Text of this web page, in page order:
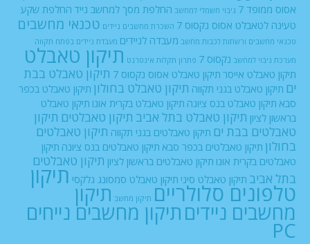
אסוס ממופד 7
גיבוי חשמלי למחשב החלפת מסך למחשב נייד החלפת שקע
טעינה לטאבלט אסוס נקסוס 7
השכרת מחשבים ניידים טכנאי מחשבים
טכנאי מחשבים ורשתות לכבות מחשב מעבדה לניידים מעבדת ניידים בפתח תקווה
מערכת גיבוי למחשב נקסוס 7 פתרון תקלות אינטרנט תיקון טאבלט
תיקון טאבלט אייסר תיקון טאבלט אסוס נקסוס 7
תיקון טאבלט בבת
ים תיקון טאבלט בגני תקווה תיקון טאבלט בחולון תיקון טאבלט בכפר
סבא תיקון טאבלט בנס ציונה תיקון טאבלט בקרית אונו תיקון טאבלט
בראשון לציון תיקון טאבלט בתל אביב תיקון טאבלטים תיקון
טאבלטים בבת ים תיקון טאבלטים בגני תקווה תיקון טאבלטים
בחולון תיקון טאבלטים בכפר סבא תיקון טאבלטים בנס ציונה תיקון
טאבלטים בקרית אונו תיקון טאבלטים בראשון לציון תיקון טאבלטים
בתל אביב תיקון טאבלט סיני תיקון טאבלט סמסונג גלקסי תיקון
טלפונים סלולריים תיקון מחשב תיקון
מחשבים ניידיםתיקון מחשבים נייחים
PC